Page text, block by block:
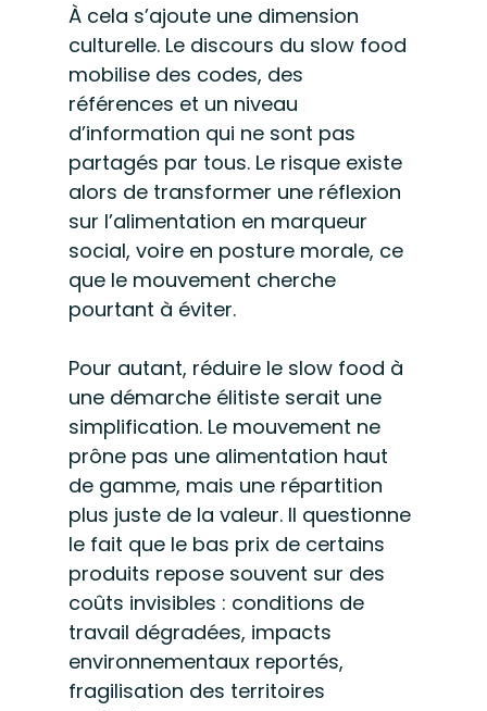
À cela s’ajoute une dimension
culturelle. Le discours du slow food
mobilise des codes, des
références et un niveau
d’information qui ne sont pas
partagés par tous. Le risque existe
alors de transformer une réflexion
sur l’alimentation en marqueur
social, voire en posture morale, ce
que le mouvement cherche
pourtant à éviter.
Pour autant, réduire le slow food à
une démarche élitiste serait une
simplification. Le mouvement ne
prône pas une alimentation haut
de gamme, mais une répartition
plus juste de la valeur. Il questionne
le fait que le bas prix de certains
produits repose souvent sur des
coûts invisibles : conditions de
travail dégradées, impacts
environnementaux reportés,
fragilisation des territoires